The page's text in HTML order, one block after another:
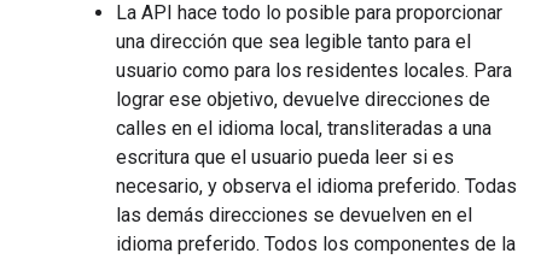
La API hace todo lo posible para proporcionar
una dirección que sea legible tanto para el
usuario como para los residentes locales. Para
lograr ese objetivo, devuelve direcciones de
calles en el idioma local, transliteradas a una
escritura que el usuario pueda leer si es
necesario, y observa el idioma preferido. Todas
las demás direcciones se devuelven en el
idioma preferido. Todos los componentes de la